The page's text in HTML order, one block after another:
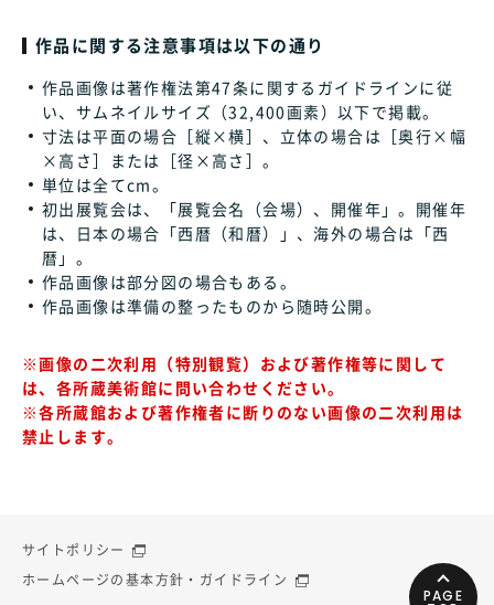
作品に関する注意事項は以下の通り
作品画像は著作権法第47条に関するガイドラインに従
い、サムネイルサイズ（32,400画素）以下で掲載。
寸法は平面の場合［縦×横］、立体の場合は［奥行×幅
×高さ］または［径×高さ］。
単位は全てcm。
初出展覧会は、「展覧会名（会場）、開催年」。開催年
は、日本の場合「西暦（和暦）」、海外の場合は「西
暦」。
作品画像は部分図の場合もある。
作品画像は準備の整ったものから随時公開。
※画像の二次利用（特別観覧）および著作権等に関して
は、各所蔵美術館に問い合わせください。
※各所蔵館および著作権者に断りのない画像の二次利用は
禁止します。
サイトポリシー
ホームページの基本方針・ガイドライン
PAGE